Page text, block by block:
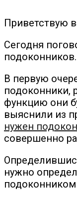
Приветствую
Сегодня
подоконников.
В первую
подоконники,
функцию они
выяснили из
нужен
совершенно
нужно